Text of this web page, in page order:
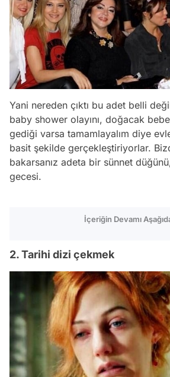
Yani nereden çıktı bu adet belli
baby shower olayını, doğacak
gediği varsa tamamlayalım diye
basit şekilde gerçekleştiriyorlar.
bakarsanız adeta bir sünnet
gecesi.
İçeriğin Devamı
2. Tarihi dizi çekmek